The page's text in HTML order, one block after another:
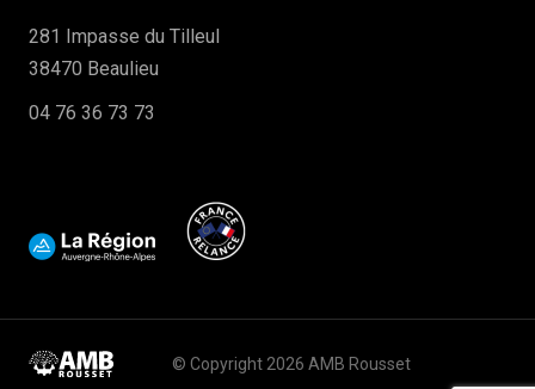
281 Impasse du Tilleul
38470 Beaulieu
04 76 36 73 73
© Copyright 2026 AMB Rousset